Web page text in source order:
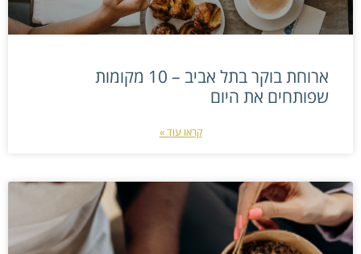
ארוחת בוקר בתל אביב – 10 מקומות
שפותחים את היום
קראו עוד »